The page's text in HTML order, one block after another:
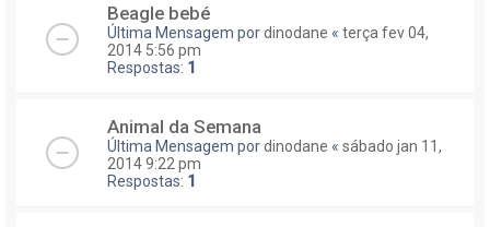
Beagle bebé
Última Mensagem pordinodane « terça fev 04,
2014 5:56 pm
Respostas: 1
Animal da Semana
Última Mensagem pordinodane « sábado jan 11,
2014 9:22 pm
Respostas: 1